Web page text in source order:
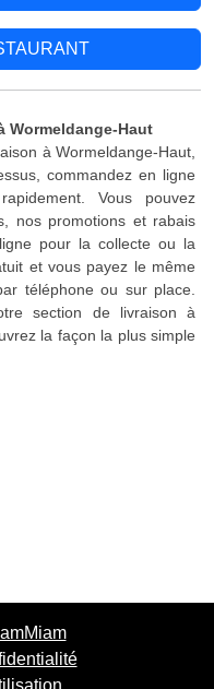
Wormeldange-Haut
à Wormeldange-Haut,
commandez en ligne
Vous pouvez
nos promotions et rabais
pour la collecte ou la
et vous payez le même
téléphone ou sur place.
section de livraison à
la façon la plus simple